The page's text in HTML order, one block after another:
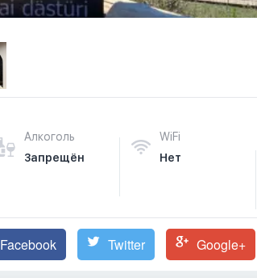
Алкоголь
Запрещён
WiFi
Нет
Facebook Twitter Google+